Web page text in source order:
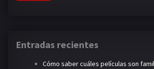
Entradas recientes
Cómo saber cuáles películas son